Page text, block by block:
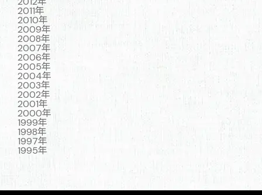
2011年
2010年
2009年
2008年
2007年
2006年
2005年
2004年
2003年
2002年
2001年
2000年
1999年
1998年
1997年
1995年